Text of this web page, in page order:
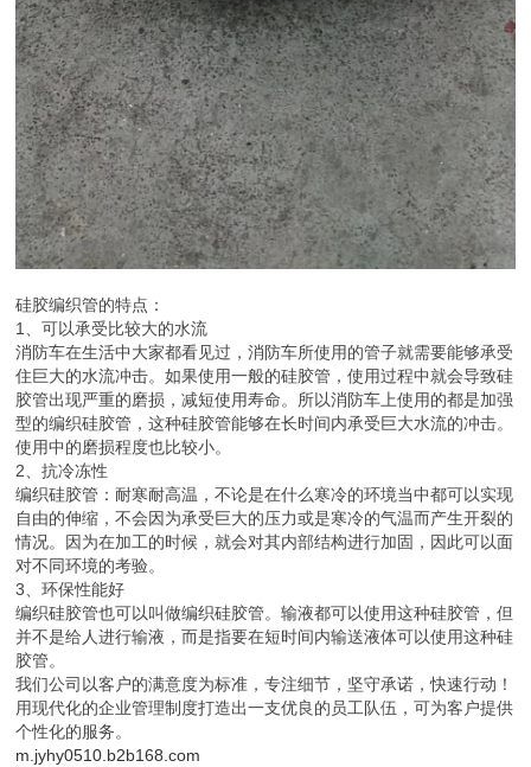
胶管出现严重的磨损，减短使用寿命。所以消防车上使用的都是加强
型的编织硅胶管，这种硅胶管能够在长时间内承受巨大水流的冲击。
使用中的磨损程度也比较小。
2、抗冷冻性
编织硅胶管：耐寒耐高温，不论是在什么寒冷的环境当中都可以实现
自由的伸缩，不会因为承受巨大的压力或是寒冷的气温而产生开裂的
情况。因为在加工的时候，就会对其内部结构进行加固，因此可以面
对不同环境的考验。
3、环保性能好
编织硅胶管也可以叫做编织硅胶管。输液都可以使用这种硅胶管，但
并不是给人进行输液，而是指要在短时间内输送液体可以使用这种硅
胶管。
我们公司以客户的满意度为标准，专注细节，坚守承诺，快速行动！
用现代化的企业管理制度打造出一支优良的员工队伍，可为客户提供
个性化的服务。
m.jyhy0510.b2b168.com
返回目录页
版权所有：江阴华月电材有限公司
地址：江苏省 无锡 江阴市 江阴市青阳镇工业区振阳路28号（广东中山办
事处：中山市东凤镇丰裕路10号）
电脑版
投诉举报